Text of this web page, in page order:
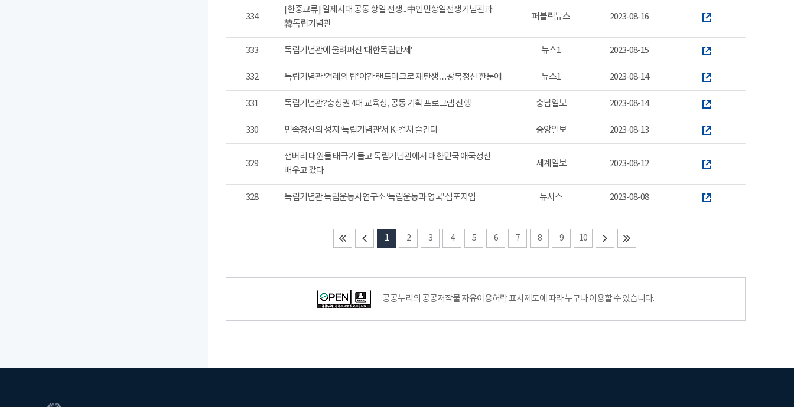
334
[한중교류] 일제시대 공동 항일 전쟁... 中인민항일전쟁기념관과
韓독립기념관
퍼블릭뉴스 2023-08-16
333 독립기념관에 울려퍼진 ‘대한독립만세’ 뉴스1 2023-08-15
332 독립기념관 ‘겨레의 탑’ 야간 랜드마크로 재탄생…광복정신 한눈에 뉴스1 2023-08-14
331 독립기념관?충청권 4대 교육청, 공동 기획 프로그램 진행 충남일보 2023-08-14
330 민족정신의 성지 ‘독립기념관’서 K-컬처 즐긴다 중앙일보 2023-08-13
329
잼버리 대원들 태극기 들고 독립기념관에서 대한민국 애국정신
배우고 갔다
세계일보 2023-08-12
328 독립기념관 독립운동사연구소 ‘독립운동과 영국’ 심포지엄 뉴시스 2023-08-08
1 2 3 4 5 6 7 8 9 10
공공누리의 공공저작물 자유이용허락 표시제도에 따라 누구나 이용할 수 있습니다.